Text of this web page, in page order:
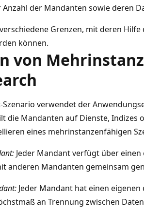
der Mandanten sowie deren
Grenzen, mit deren
können.
von
Szenario verwendet der
die Mandanten auf Dienste, Indizes
eines mehrinstanzenfähigen
Jeder Mandant verfügt über
anderen Mandanten gemeinsam
Jeder Mandant hat einen
an Trennung zwischen